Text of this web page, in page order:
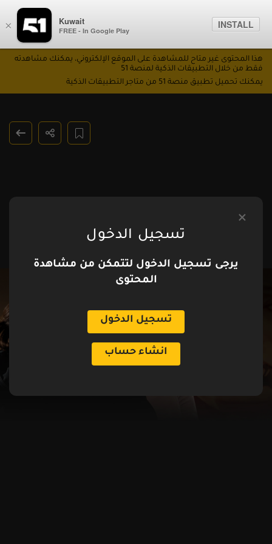
× Kuwait
FREE - In Google Play
INSTALL
هذا المحتوى غير متاح للمشاهدة على الموقع الإلكتروني، يمكنك مشاهدته
فقط من خلال التطبيقات الذكية لمنصة 51
يمكنك تحميل تطبيق منصة 51 من متاجر التطبيقات الذكية
تسجيل الدخول
يرجى تسجيل الدخول لتتمكن من مشاهدة
المحتوى
تسجيل الدخول
انشاء حساب